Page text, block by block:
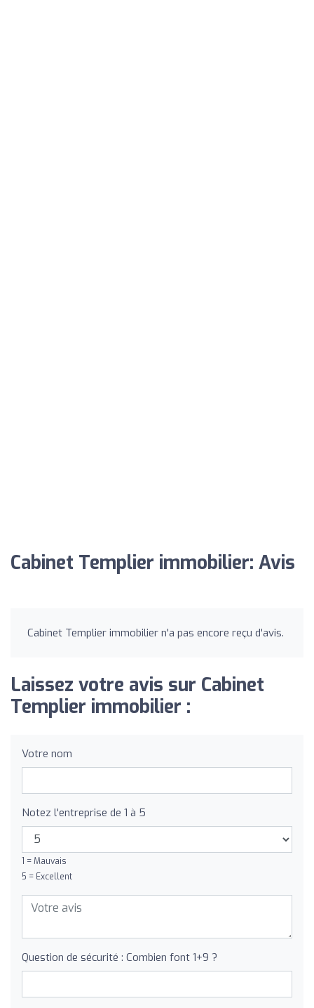
Cabinet Templier immobilier: Avis
Cabinet Templier immobilier n'a pas encore reçu d'avis.
Laissez votre avis sur Cabinet
Templier immobilier :
Votre nom
Notez l'entreprise de 1 à 5
1 = Mauvais
5 = Excellent
Question de sécurité : Combien font 1+9 ?